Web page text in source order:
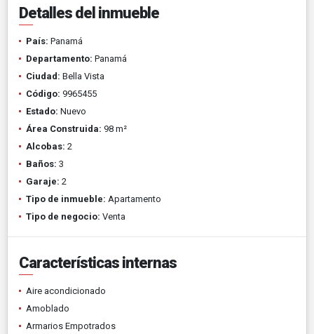
Detalles del inmueble
País: Panamá
Departamento: Panamá
Ciudad: Bella Vista
Código: 9965455
Estado: Nuevo
Área Construida: 98 m²
Alcobas: 2
Baños: 3
Garaje: 2
Tipo de inmueble: Apartamento
Tipo de negocio: Venta
Características internas
Aire acondicionado
Amoblado
Armarios Empotrados